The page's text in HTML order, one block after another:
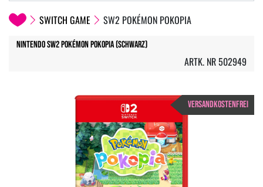
SWITCH GAME SW2 POKÉMON POKOPIA
Nintendo SW2 Pokémon Pokopia (Schwarz)
ARTK. NR 502949
VERSANDKOSTENFREI